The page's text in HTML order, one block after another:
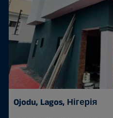
Ojodu, Lagos, Нігерія